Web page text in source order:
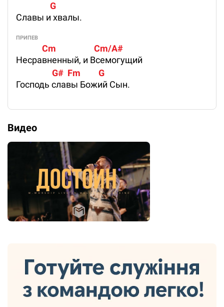
                 G
Славы и хвалы.
ПРИПЕВ
             Cm                   Cm/A#
Несравненный, и Всемогущий
                  G#  Fm         G
Господь славы Божий Сын.
Видео